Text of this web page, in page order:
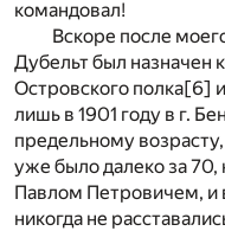
командовал!
Вскоре после
Дубельт был назначен
Островского полка[6]
лишь в 1901 году в г.
предельному
уже было далеко за 70,
Павлом Петровичем, и
никогда не